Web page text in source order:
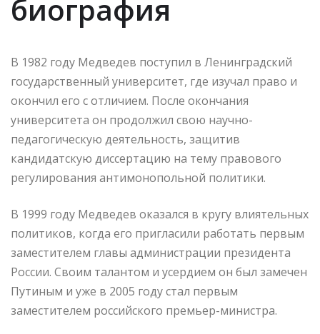
биография
В 1982 году Медведев поступил в Ленинградский
государственный университет, где изучал право и
окончил его с отличием. После окончания
университета он продолжил свою научно-
педагогическую деятельность, защитив
кандидатскую диссертацию на тему правового
регулирования антимонопольной политики.
В 1999 году Медведев оказался в кругу влиятельных
политиков, когда его пригласили работать первым
заместителем главы администрации президента
России. Своим талантом и усердием он был замечен
Путиным и уже в 2005 году стал первым
заместителем российского премьер-министра.